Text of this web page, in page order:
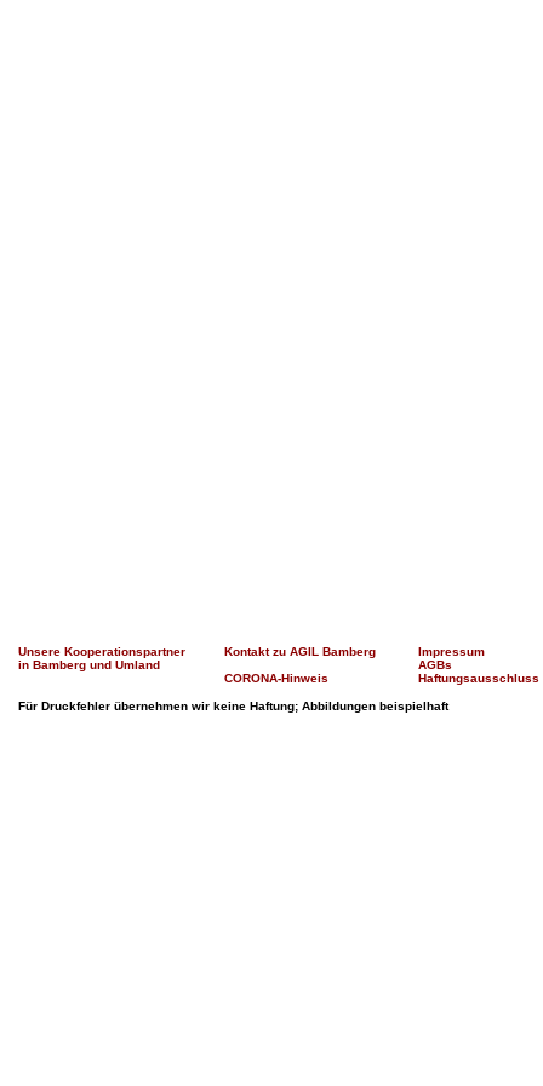
Unsere Kooperationspartner
in Bamberg und Umland
Kontakt zu AGIL Bamberg
CORONA-Hinweis
Impressum
AGBs
Haftungsausschluss
Für Druckfehler übernehmen wir keine Haftung; Abbildungen beispielhaft